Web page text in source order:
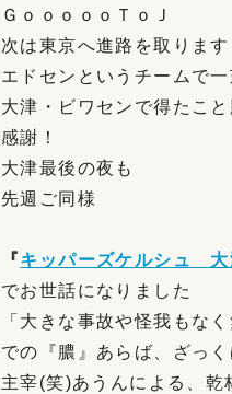
ＧｏｏｏｏｏＴｏＪ
次は東京へ進路を取ります
エドセンというチームで
大津・ビワセンで得たこ
感謝！
大津最後の夜も
先週ご同様
『キッパーズケルシュ 大
でお世話になりました
「大きな事故や怪我もな
での『膿』あらば、ざっ
主宰(笑)あうんによる、乾